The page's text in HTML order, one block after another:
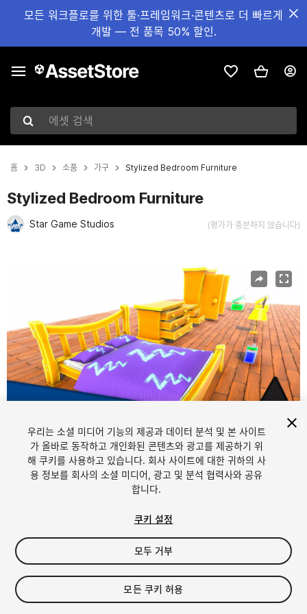
모든 워크플로를 위한 툴·프레임워크·콘텐츠로 더 빠르게
개발 — 전 품목 50% 할인.
에셋 검색
홈 3D 소품 가구 Stylized Bedroom Furniture
Stylized Bedroom Furniture
Star Game Studios (평가가 충분하지 않습니다)
1/9
$29.99
세금/부가세는 결제 시 반영됩니다.
우리는 소셜 미디어 기능의 제공과 데이터 분석 및 본 사이트
가 올바로 동작하고 개인화된 콘텐츠와 광고를 제공하기 위
해 쿠키를 사용하고 있습니다. 회사 사이트에 대한 귀하의 사
용 정보를 회사의 소셜 미디어, 광고 및 분석 협력사와 공유
합니다.
쿠키 설정
모두 거부
모든 쿠키 허용